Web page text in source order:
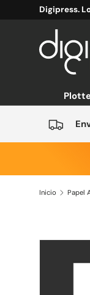
Digipress.
Inicio Papel
Ir